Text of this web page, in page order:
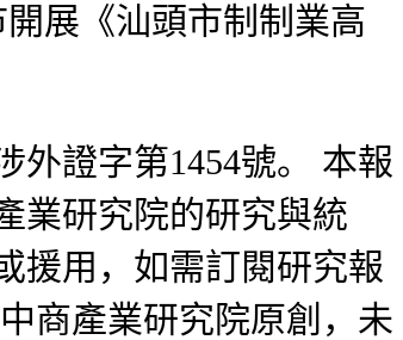
展《汕頭市制制業高
證字第1454號。 本報
業研究院的研究與統
援用，如需訂閱研究報
商產業研究院原創，未